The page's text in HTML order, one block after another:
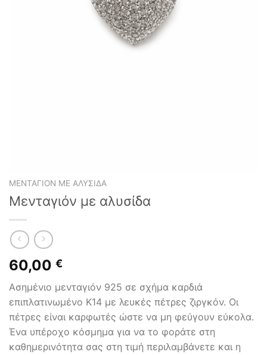
ΜΕΝΤΑΓΙΌΝ ΜΕ ΑΛΥΣΊΔΑ
Μενταγιόν με αλυσίδα
60,00 €
Ασημένιο μενταγιόν 925 σε σχήμα καρδιά
επιπλατινωμένο Κ14 με λευκές πέτρες ζιργκόν. Οι
πέτρες είναι καρφωτές ώστε να μη φεύγουν εύκολα.
Ένα υπέροχο κόσμημα για να το φοράτε στη
καθημερινότητα σας στη τιμή περιλαμβάνετε και η